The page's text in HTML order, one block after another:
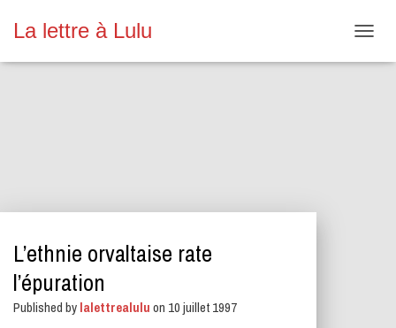
La lettre à Lulu
U
L’ethnie orvaltaise rate
l’épuration
Published bylalettrealuluon 10 juillet 1997